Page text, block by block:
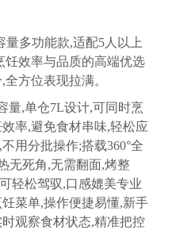
量多功能款,适配5人以上
饪效率与品质的高端优选
方位表现拉满。
量,单仓7L设计,可同时烹
率,避免食材串味,轻松应
用分批操作;搭载360°全
无死角,无需翻面,烤整
轻松驾驭,口感媲美专业
菜单,操作便捷易懂,新手
观察食材状态,精准把控